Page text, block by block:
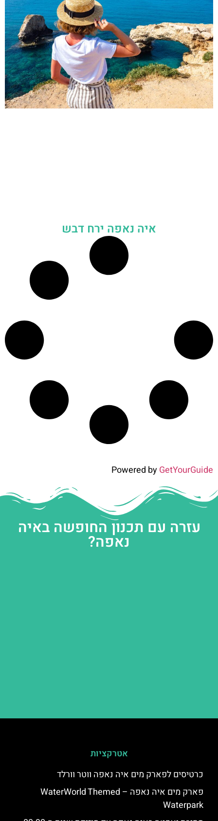
איה נאפה ירח דבש
Powered byGetYourGuide
עזרה עם תכנון החופשה באיה
נאפה?
אטרקציות
כרטיסים לפארק מים איה נאפה ווטר וורלד
פארק מים איה נאפה – ‪‪WaterWorld Themed
Waterpark‬‬